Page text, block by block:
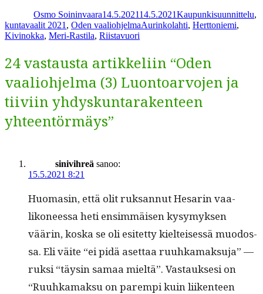
Osmo Soininvaara14.5.202114.5.2021Kaupunkisuunnittelu,
kuntavaalit 2021 , Oden vaaliohjelmaAvainsanat
Aurinkolahti, Herttoniemi,
Kivinokka, Meri-Rastila, Riistavuori
24 vastausta artikkeliin “Oden
vaaliohjelma (3) Luontoarvojen ja
tiiviin yhdyskuntarakenteen
yhteentörmäys”
sinivihreä sanoo:
15.5.2021 8:21
Huo­masin, että olit ruk­san­nut Hesarin vaa­
likoneessa heti ensim­mäisen kysymyk­sen
väärin, kos­ka se oli esitet­ty kiel­teisessä muo­dos­
sa. Eli väite “ei pidä aset­taa ruuhka­mak­su­ja” —
ruk­si “täysin samaa mieltä”. Vas­tauk­sesi on
“Ruuhka­mak­su on parem­pi kuin liiken­teen